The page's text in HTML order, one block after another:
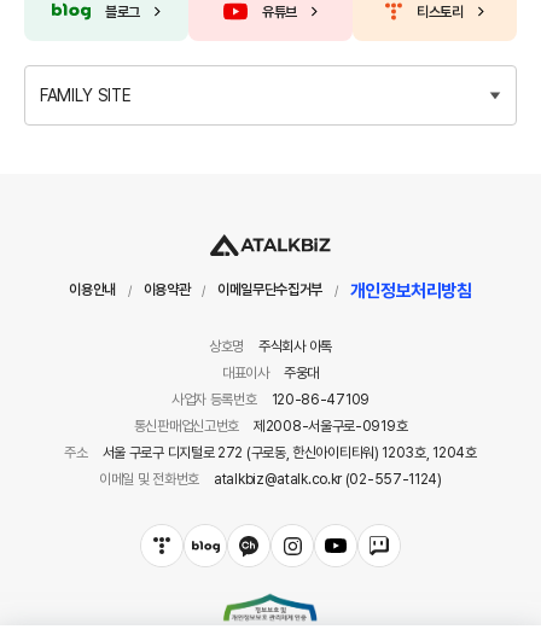
블로그 유튜브 티스토리
FAMILY SITE
이용안내 / 이용약관 / 이메일무단수집거부 / 개인정보처리방침
상호명
주식회사 아톡
대표이사
주웅대
사업자 등록번호
120-86-47109
통신판매업신고번호
제2008-서울구로-0919호
주소
서울 구로구 디지털로 272 (구로동, 한신아이티타워) 1203호, 1204호
이메일 및 전화번호
atalkbiz@atalk.co.kr (02-557-1124)